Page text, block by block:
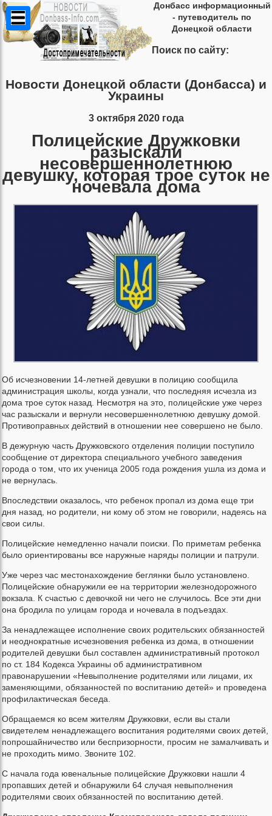
Донбасс информационный
- путеводитель по
Донецкой области
Поиск по сайту:
Новости Донецкой области (Донбасса) и
Украины
3 октября 2020 года
Полицейские Дружковки
разыскали
несовершеннолетнюю
девушку, которая трое суток не
ночевала дома
Об исчезновении 14-летней девушки в полицию сообщила
администрация школы, когда узнали, что последняя исчезла из
дома трое суток назад. Несмотря на это, полицейские уже через
час разыскали и вернули несовершеннолетнюю девушку домой.
Противоправных действий в отношении нее совершено не было.
В дежурную часть Дружковского отделения полиции поступило
сообщение от директора специального учебного заведения
города о том, что их ученица 2005 года рождения ушла из дома и
не вернулась.
Впоследствии оказалось, что ребенок пропал из дома еще три
дня назад, но родители, ни кому об этом не говорили, надеясь на
свои силы.
Полицейские немедленно начали поиски. По приметам ребенка
было ориентированы все наружные наряды полиции и патрули.
Уже через час местонахождение беглянки было установлено.
Полицейские обнаружили ее на территории железнодорожного
вокзала. К счастью с девочкой ни чего не случилось. Все эти дни
она бродила по улицам города и ночевала в подъездах.
За ненадлежащее исполнение своих родительских обязанностей
и неоднократные исчезновения ребенка из дома, в отношении
родителей девушки был составлен административный протокол
по ст. 184 Кодекса Украины об административном
правонарушении «Невыполнение родителями или лицами, их
заменяющими, обязанностей по воспитанию детей» и проведена
профилактическая беседа.
Обращаемся ко всем жителям Дружковки, если вы стали
свидетелем ненадлежащего воспитания родителями своих детей,
попрошайничество или беспризорности, просим не замалчивать и
не проходить мимо. Звоните 102.
С начала года ювенальные полицейские Дружковки нашли 4
пропавших детей и обнаружили 64 случая невыполнения
родителями своих обязанностей по воспитанию детей.